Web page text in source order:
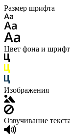
Размер шрифта
Цвет фона и
Изображения
Озвучивание текста